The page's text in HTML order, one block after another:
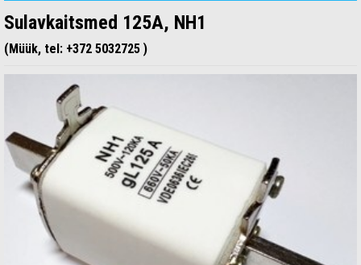
Sulavkaitsmed 125A, NH1
(Müük, tel: +372 5032725 )